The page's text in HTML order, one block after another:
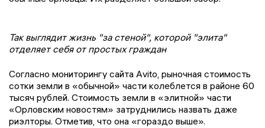
Так выглядит жизнь "за стеной", которой "элита"
отделяет себя от простых граждан
Согласно мониторингу сайта Avito, рыночная стоимость
сотки земли в «обычной» части колеблется в районе 60
тысяч рублей. Стоимость земли в «элитной» части
«Орловским новостям» затруднились назвать даже
риэлторы. Отметив, что она «гораздо выше».